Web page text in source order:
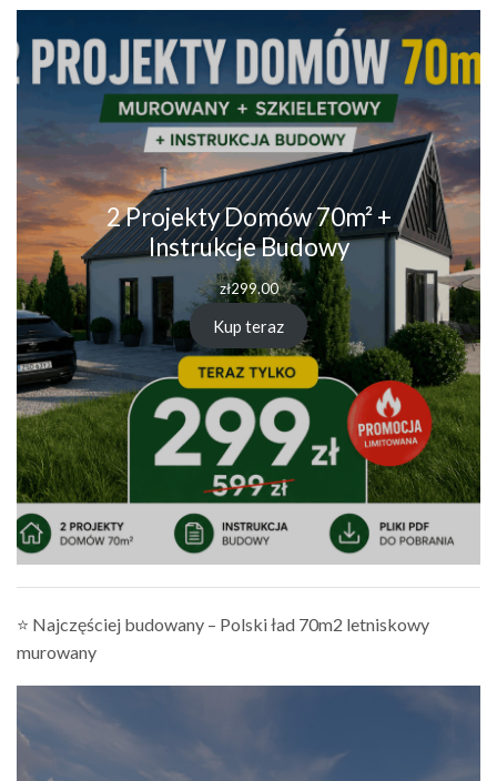
2 Projekty Domów 70m² +
Instrukcje Budowy
zł299.00
Kup teraz
⭐ Najczęściej budowany – Polski ład 70m2 letniskowy
murowany